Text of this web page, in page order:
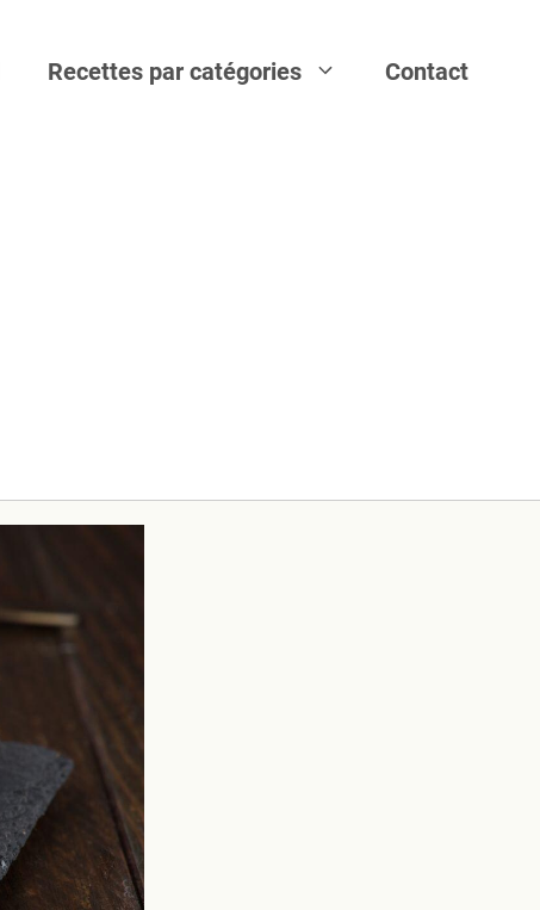
Recettes par catégories Contact